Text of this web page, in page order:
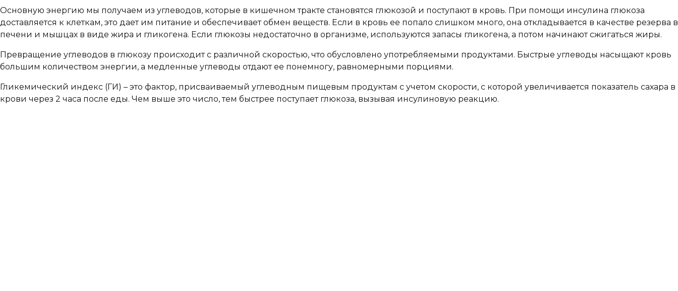
Основную энергию мы получаем из углеводов, которые в кишечном тракте становятся глюкозой и поступают в кровь. При помощи инсулина глюкоза
доставляется к клеткам, это дает им питание и обеспечивает обмен веществ. Если в кровь ее попало слишком много, она откладывается в качестве резерва в
печени и мышцах в виде жира и гликогена. Если глюкозы недостаточно в организме, используются запасы гликогена, а потом начинают сжигаться жиры.
Превращение углеводов в глюкозу происходит с различной скоростью, что обусловлено употребляемыми продуктами. Быстрые углеводы насыщают кровь
большим количеством энергии, а медленные углеводы отдают ее понемногу, равномерными порциями.
Гликемический индекс (ГИ) – это фактор, присваиваемый углеводным пищевым продуктам с учетом скорости, с которой увеличивается показатель сахара в
крови через 2 часа после еды. Чем выше это число, тем быстрее поступает глюкоза, вызывая инсулиновую реакцию.